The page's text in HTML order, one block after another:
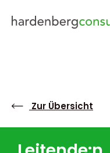
Zur Übersicht